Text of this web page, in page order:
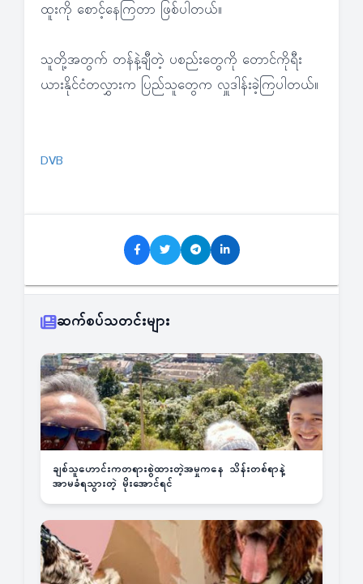
ထူးကို စောင့်နေကြတာ ဖြစ်ပါတယ်။
သူတို့အတွက် တန်နဲ့ချီတဲ့ ပစည်းတွေကို တောင်ကိုရီး
ယားနိုင်ငံတလွှားက ပြည်သူတွေက လှူဒါန်းခဲ့ကြပါတယ်။
DVB
ဆက်စပ်သတင်းများ
ချစ်သူဟောင်းကတရားစွဲထားတဲ့အမှုကနေ သိန်းတစ်ရာနဲ့
အာမခံရသွားတဲ့ မိုးအောင်ရင်